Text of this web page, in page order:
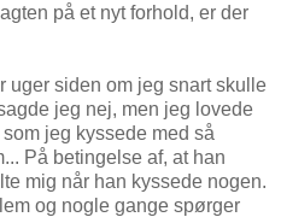
på et nyt forhold, er der
uger siden om jeg snart skulle
jeg nej, men jeg lovede
jeg kyssede med så
På betingelse af, at han
mig når han kyssede nogen.
og nogle gange spørger